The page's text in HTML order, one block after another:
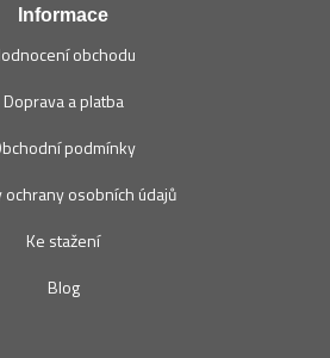
Informace
obchodu
Doprava a platba
podmínky
ochrany osobních údajů
Ke stažení
Blog